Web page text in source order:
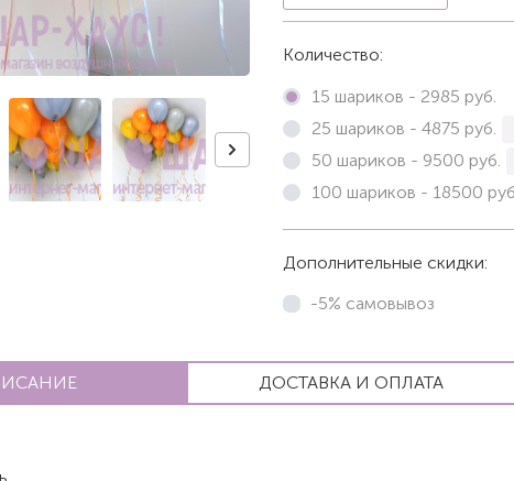
Количество:
15 шариков - 2985 руб.
25 шариков - 4875 руб.
50 шариков - 9500 руб.
100 шариков - 18500
Дополнительные скидки:
-5% самовывоз
ДОСТАВКА И ОПЛАТА